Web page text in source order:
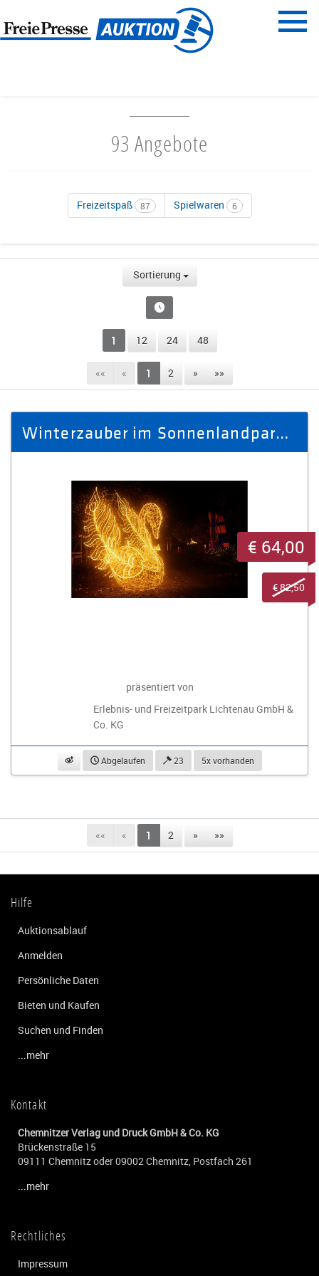
Menü
93 Angebote
Freizeitspaß 87 Spielwaren 6
Sortierung
1 12 24 48
«« « 1 2 » »»
Winterzauber im Sonnenlandpark - Ausflug Winter 2025/26 für 5 Personen
präsentiert von
Erlebnis- und Freizeitpark Lichtenau GmbH &
Co. KG
beobachtenAbgelaufen 23 5x vorhanden
€ 64,00
€ 82,50
«« « 1 2 » »»
Hilfe
Auktionsablauf
Anmelden
Persönliche Daten
Bieten und Kaufen
Suchen und Finden
...mehr
Kontakt
Chemnitzer Verlag und Druck GmbH & Co. KG
Brückenstraße 15
09111 Chemnitz oder 09002 Chemnitz, Postfach 261
...mehr
Rechtliches
Impressum